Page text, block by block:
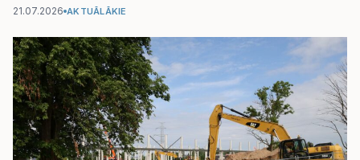
21.07.2026 AKTUĀLĀKIE